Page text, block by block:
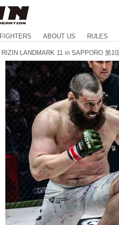
FIGHTERS ABOUT US RULES